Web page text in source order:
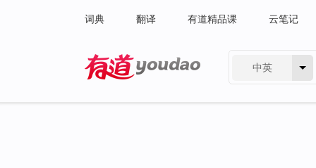
词典 翻译 有道精品课 云笔记
中英